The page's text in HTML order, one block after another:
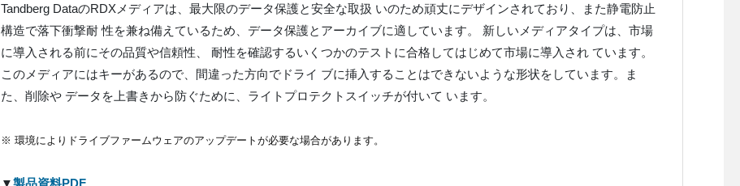
Tandberg DataのRDXメディアは、最大限のデータ保護と安全な取扱 いのため頑丈にデザインされており、また静電防止
構造で落下衝撃耐 性を兼ね備えているため、データ保護とアーカイブに適しています。 新しいメディアタイプは、市場
に導入される前にその品質や信頼性、 耐性を確認するいくつかのテストに合格してはじめて市場に導入され ています。
このメディアにはキーがあるので、間違った方向でドライ ブに挿入することはできないような形状をしています。ま
た、削除や データを上書きから防ぐために、ライトプロテクトスイッチが付いて います。
※ 環境によりドライブファームウェアのアップデートが必要な場合があります。
▼製品資料PDF